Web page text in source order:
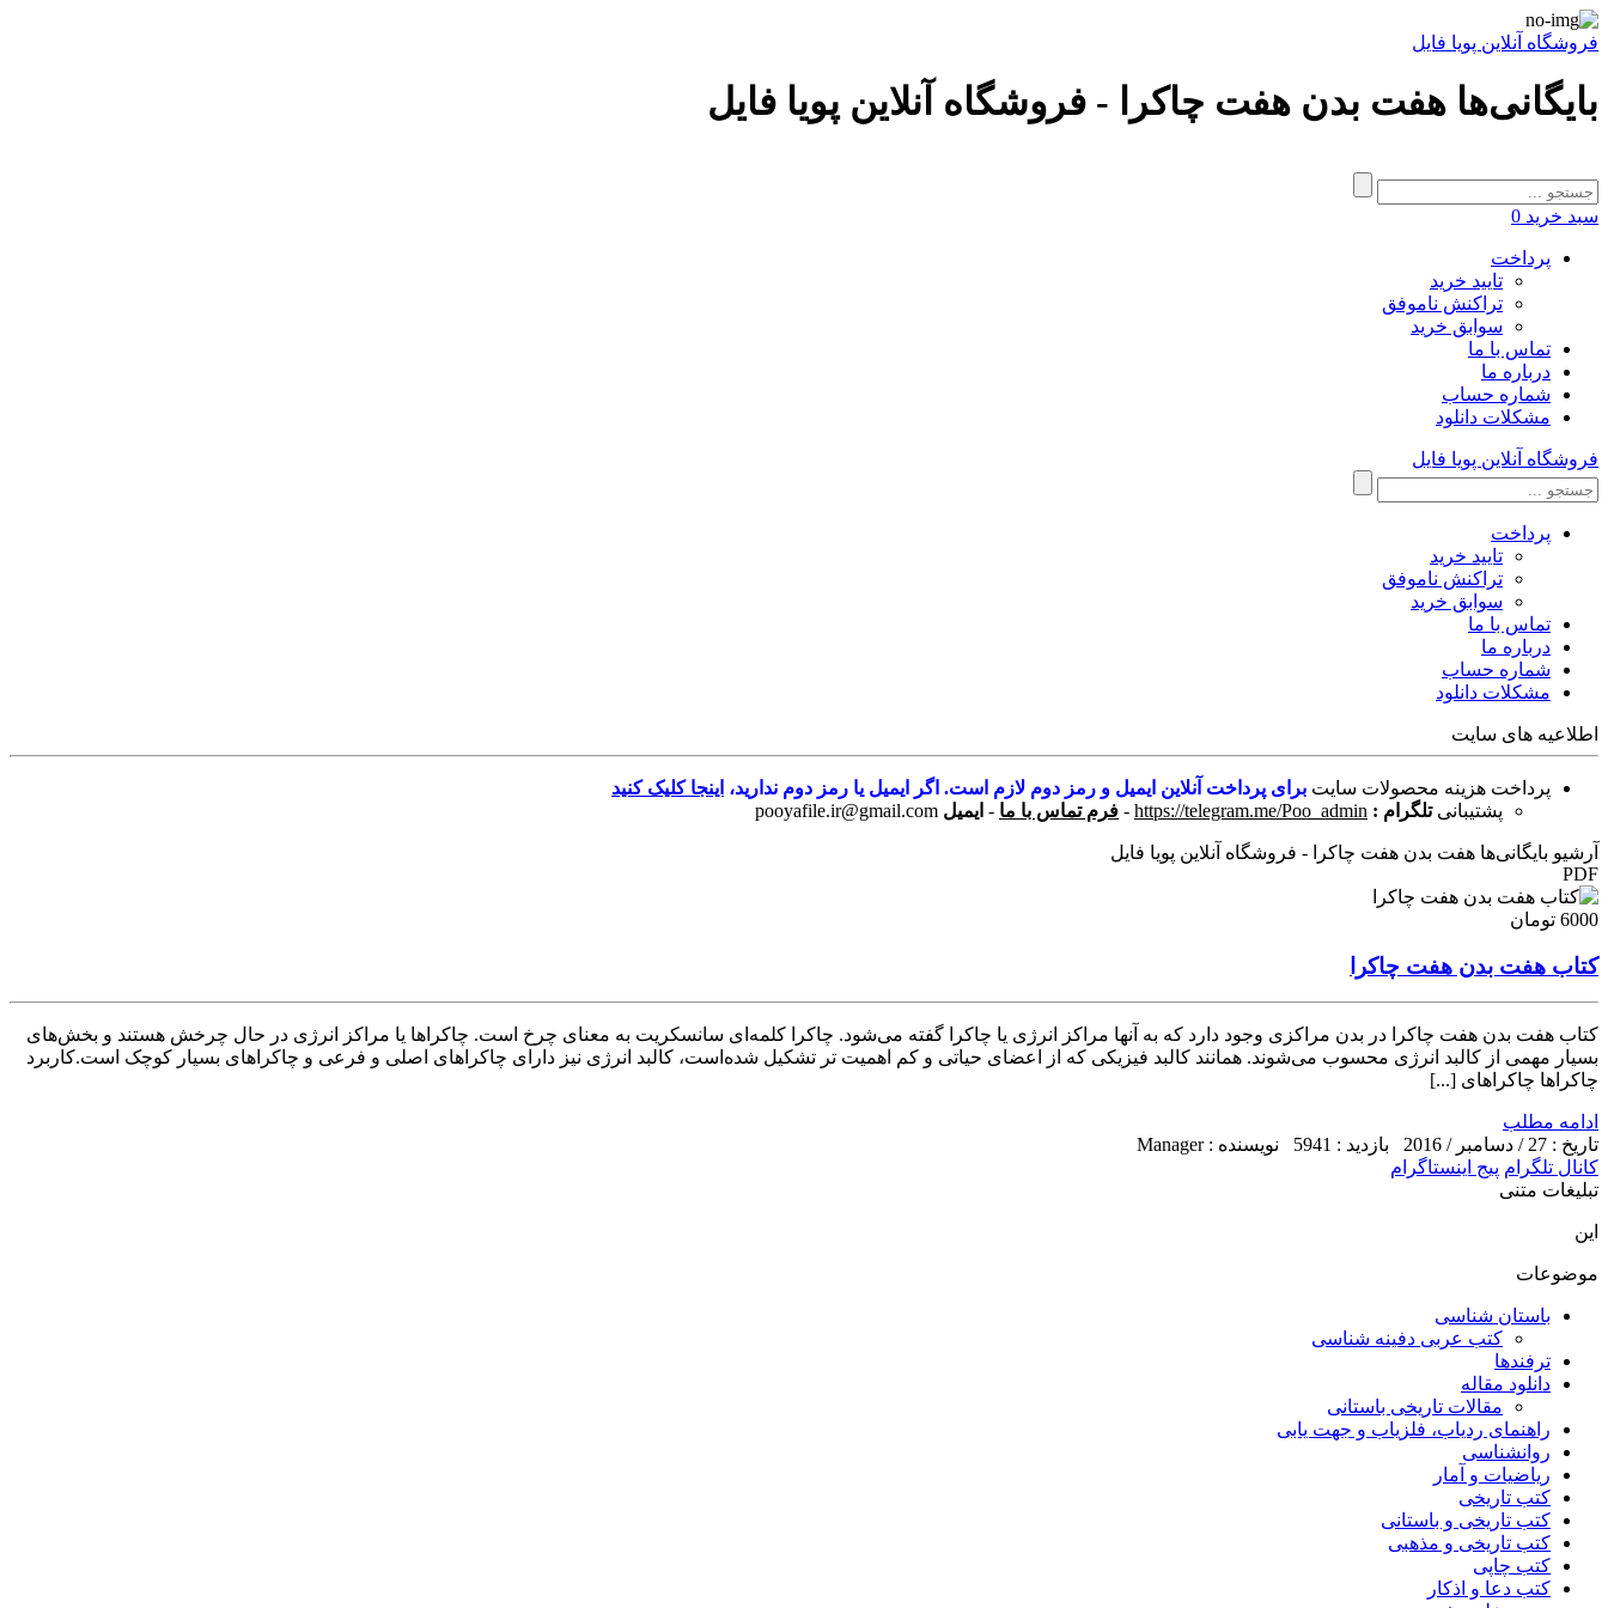
فروشگاه آنلاین پویا فایل
بایگانی‌ها هفت بدن هفت چاکرا - فروشگاه آنلاین پویا فایل
سبد خرید 0
پرداخت
تایید خرید
تراکنش ناموفق
سوابق خرید
تماس با ما
درباره ما
شماره حساب
مشکلات دانلود
فروشگاه آنلاین پویا فایل
پرداخت
تایید خرید
تراکنش ناموفق
سوابق خرید
تماس با ما
درباره ما
شماره حساب
مشکلات دانلود
اطلاعیه های سایت
پرداخت هزینه محصولات سایت برای پرداخت آنلاین ایمیل و رمز دوم لازم است. اگر ایمیل یا رمز دوم ندارید، اینجا کلیک کنید
پشتیبانی تلگرام : https://telegram.me/Poo_admin
- فرم تماس با ما - ایمیل pooyafile.ir@gmail.com
آرشیو بایگانی‌ها هفت بدن هفت چاکرا - فروشگاه آنلاین پویا فایل
PDF
6000 تومان
کتاب هفت بدن هفت چاکرا
کتاب هفت بدن هفت چاکرا در بدن مراکزی وجود دارد که به آنها مراکز انرژی یا چاکرا گفته می‌شود. چاکرا کلمه‌ای سانسکریت به معنای چرخ است. چاکراها یا مراکز انرژی در حال چرخش هستند و بخش‌های
بسیار مهمی از کالبد انرژی محسوب می‌شوند. همانند کالبد فیزیکی که از اعضای حیاتی و کم اهمیت تر تشکیل شده‌است، کالبد انرژی نیز دارای چاکراهای اصلی و فرعی و چاکراهای بسیار کوچک است.کاربرد
چاکراها چاکراهای [...]
ادامه مطلب
تاریخ : 27 / دسامبر / 2016
بازدید : 5941
نویسنده : Manager
کانال تلگرام پیج اینستاگرام
تبلیغات متنی
این
موضوعات
باستان شناسی
کتب عربی دفینه شناسی
ترفندها
دانلود مقاله
مقالات تاریخی باستانی
راهنمای ردیاب، فلزیاب و جهت یابی
روانشناسی
ریاضیات و آمار
کتب تاریخی
کتب تاریخی و باستانی
کتب تاریخی و مذهبی
کتب چاپی
کتب دعا و اذکار